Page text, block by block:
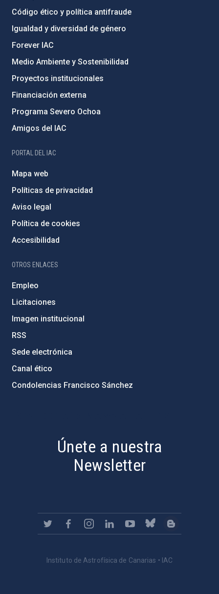
Código ético y política antifraude
Igualdad y diversidad de género
Forever IAC
Medio Ambiente y Sostenibilidad
Proyectos institucionales
Financiación externa
Programa Severo Ochoa
Amigos del IAC
PORTAL DEL IAC
Mapa web
Políticas de privacidad
Aviso legal
Política de cookies
Accesibilidad
OTROS ENLACES
Empleo
Licitaciones
Imagen institucional
RSS
Sede electrónica
Canal ético
Condolencias Francisco Sánchez
Únete a nuestra
Newsletter
Instituto de Astrofísica de Canarias • IAC